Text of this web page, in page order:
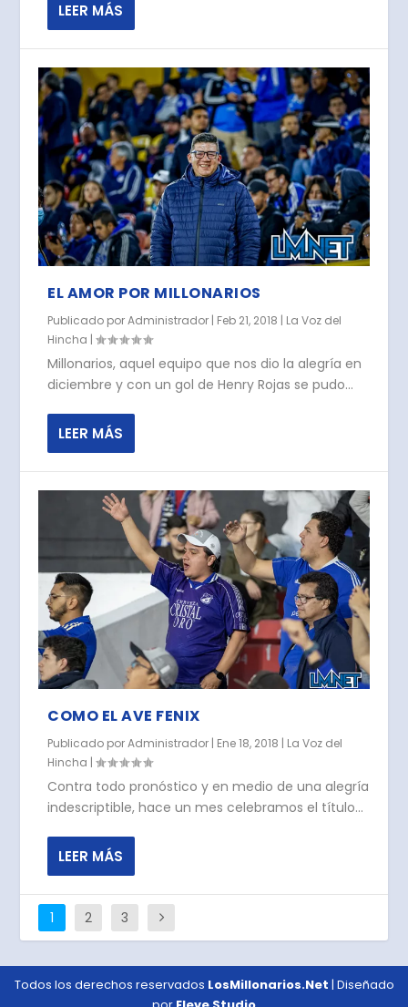
LEER MÁS
EL AMOR POR MILLONARIOS
Publicado porAdministrador | Feb 21, 2018 | La Voz del
Hincha |
Millonarios, aquel equipo que nos dio la alegría en
diciembre y con un gol de Henry Rojas se pudo...
LEER MÁS
COMO EL AVE FENIX
Publicado porAdministrador | Ene 18, 2018 | La Voz del
Hincha |
Contra todo pronóstico y en medio de una alegría
indescriptible, hace un mes celebramos el título...
LEER MÁS
1 2 3
Todos los derechos reservados LosMillonarios.Net | Diseñado